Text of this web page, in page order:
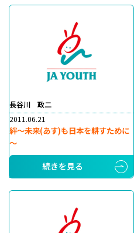
長谷川 政二
2011.06.21
絆～未来(あす)も日本を耕すために
～
続きを見る